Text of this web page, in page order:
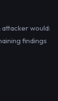
would:
findings